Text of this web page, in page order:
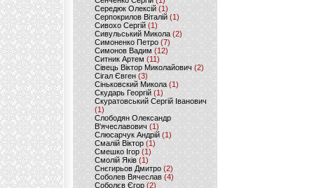
Середюк Олексій(1)
Серпокрилов Віталій(1)
Сивохо Сергій(1)
Сивульський Микола(2)
Симоненко Петро(7)
Симонов Вадим (12)
Ситник Артем(11)
Сівець Віктор Миколайович(2)
Сігал Євген (3)
Сіньковский Микола(1)
Скударь Георгій (1)
Скуратовський Сергій Іванович
(1)
Слободян Олександр
В'ячеславович(1)
Слюсарчук Андрій(1)
Смалій Віктор (1)
Смешко Ігор (1)
Смолій Яків (1)
Снєгирьов Дмитро (2)
Соболев Вячеслав (4)
Соболєв Єгор(2)